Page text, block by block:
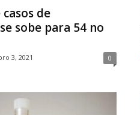
de
sobe para 54 no
3, 2021 0